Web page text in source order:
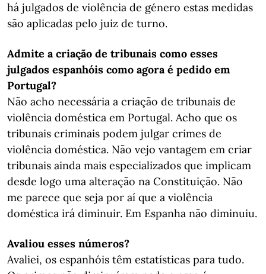
há julgados de violência de género estas medidas
são aplicadas pelo juiz de turno.
Admite a criação de tribunais como esses
julgados espanhóis como agora é pedido em
Portugal?
Não acho necessária a criação de tribunais de
violência doméstica em Portugal. Acho que os
tribunais criminais podem julgar crimes de
violência doméstica. Não vejo vantagem em criar
tribunais ainda mais especializados que implicam
desde logo uma alteração na Constituição. Não
me parece que seja por aí que a violência
doméstica irá diminuir. Em Espanha não diminuiu.
Avaliou esses números?
Avaliei, os espanhóis têm estatísticas para tudo.